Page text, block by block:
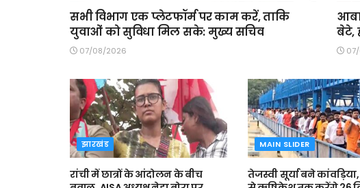
सभी विभाग एक प्लेटफॉर्म पर काम करें, ताकि
युवाओं को सुविधा मिल सके: मुख्य सचिव
07/08/2026
बेटे,
झारखंड
रांची में छात्रों के आंदोलन के बीच
MAIN SLIDER
तेजस्वी सूर्या बने